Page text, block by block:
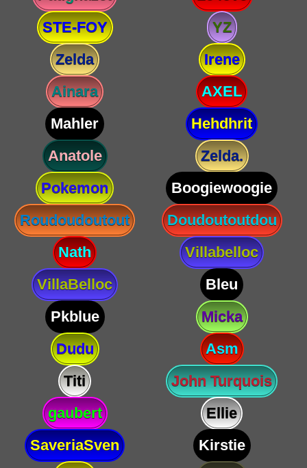
STE-FOY
YZ
Zelda
Irene
Ainara
AXEL
Mahler
Hehdhrit
Anatole
Zelda.
Pokemon
Boogiewoogie
Roudoudoutout
Doudoutoutdou
Nath
Villabelloc
VillaBelloc
Bleu
Pkblue
Micka
Dudu
Asm
Titi
John Turquois
gaubert
Ellie
SaveriaSven
Kirstie